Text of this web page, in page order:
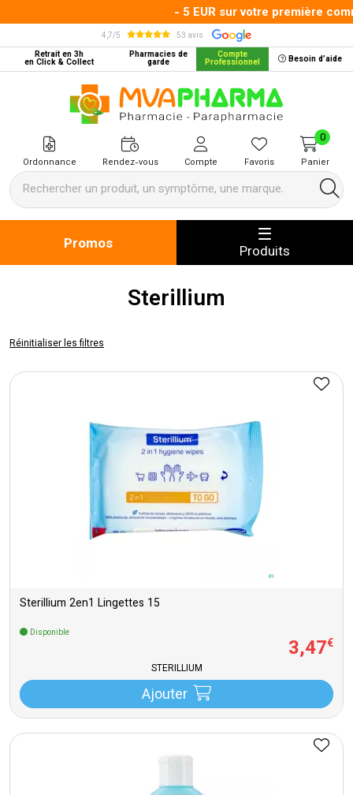
- 5 EUR sur votre première
4,7/5
53 avis
Retrait en 3h
en Click & Collect
Pharmacies de
garde
Compte
Professionnel Besoin d’aide
MVA Pharma Votre pharmacie
Ordonnance Rendez-vous Compte Favoris Panier
0
Promos Produits
Sterillium
Réinitialiser les filtres
Sterillium 2en1 Lingettes 15
Disponible
3,47€
STERILLIUM
Ajouter